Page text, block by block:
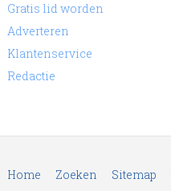
Gratis lid worden
Adverteren
Klantenservice
Redactie
Home Zoeken Sitemap